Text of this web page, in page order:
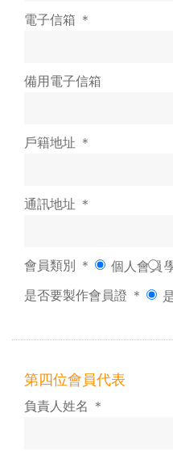
電子信箱 ＊
備用電子信箱
戶籍地址 ＊
通訊地址 ＊
會員類別 ＊ 個人會員
是否要製作會員證 ＊
第四位會員代表
負責人姓名 ＊